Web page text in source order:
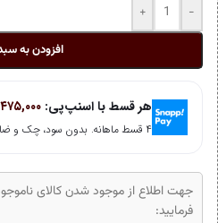
-
+
افزودن به
هر قسط با اسنپ‌پی:
۴ قسط ماهانه. بدون سود، چک و ضامن.
جهت اطلاع از موجود شدن کالای
فرمایید: